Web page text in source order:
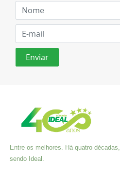
Entre os melhores. Há quatro décadas,
sendo Ideal.